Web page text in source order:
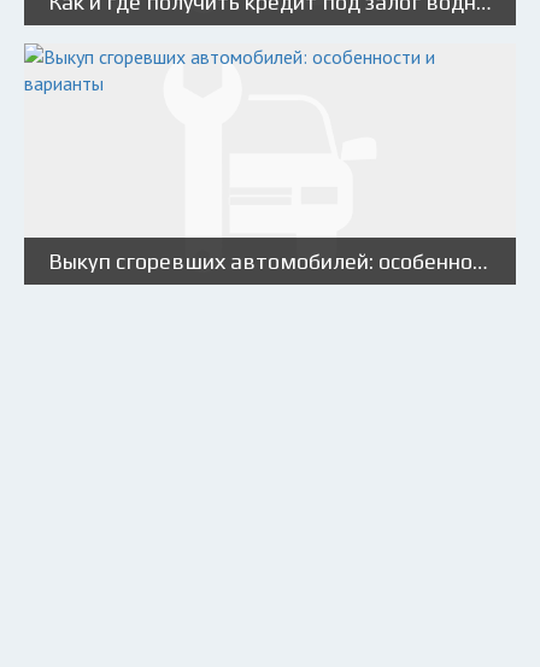
Выкуп сгоревших автомобилей: особенности и варианты